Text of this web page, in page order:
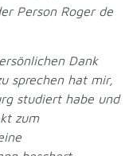
Person Roger de
Dank
sprechen hat mir,
studiert habe und
zum